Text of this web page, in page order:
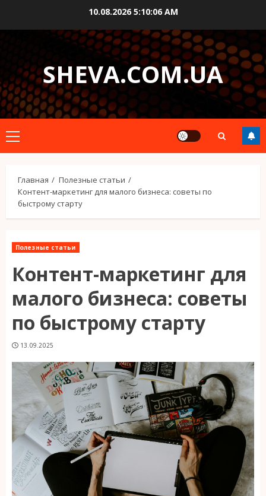
содержимому
10.08.2026 5:10:07 AM
SHEVA.COM.UA
Основное
меню
Главная
Полезные статьи
Контент-маркетинг для малого бизнеса: советы по
быстрому старту
Полезные статьи
Контент-маркетинг для
малого бизнеса: советы
по быстрому старту
13.09.2025